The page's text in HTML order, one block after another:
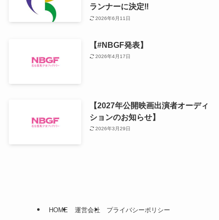
ランナーに決定‼️
2026年6月11日
【#NBGF発表】
2026年4月17日
【2027年公開映画出演者オーディ
ションのお知らせ】
2026年3月29日
HOME 運営会社 プライバシーポリシー